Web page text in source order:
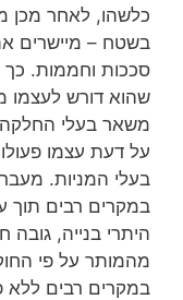
כלשהו, לאחר מכן
בשטח – מיישרים
סככות וחממות.
שהוא דורש לעצמו
משאר בעלי
על דעת עצמו
בעלי המניות.
במקרים רבים תוך
היתרי בנייה,
מהמותר על פי
במקרים רבים ללא